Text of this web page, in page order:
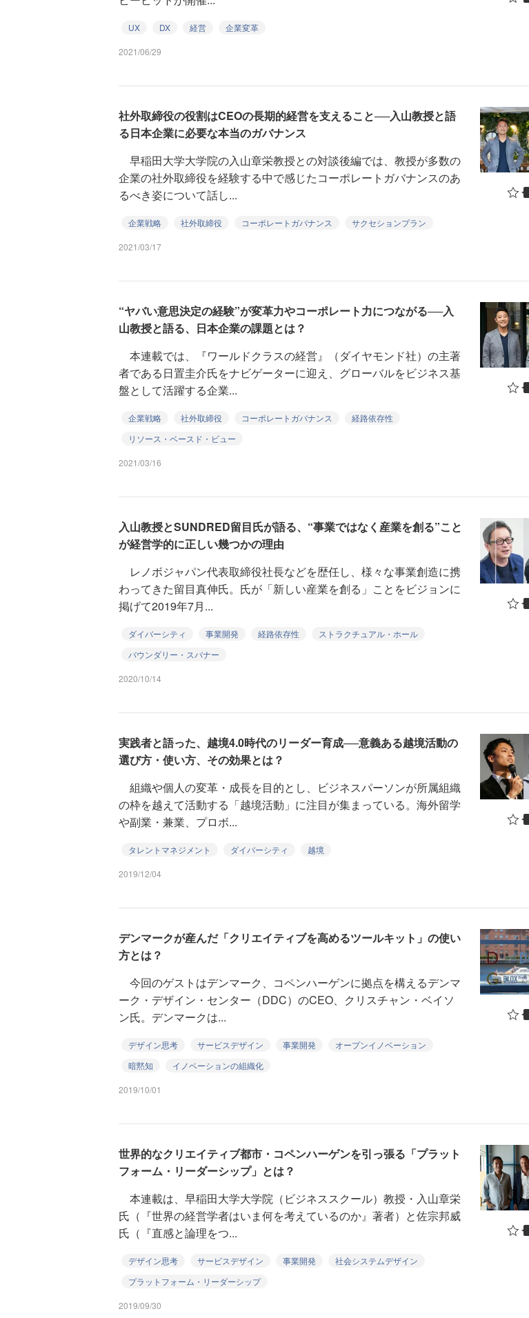
UX DX 経営 企業変革
2021/06/29
社外取締役の役割はCEOの長期的経営を支えること──入山教授と語
る日本企業に必要な本当のガバナンス
早稲田大学大学院の入山章栄教授との対談後編では、教授が多数の
企業の社外取締役を経験する中で感じたコーポレートガバナンスのあ
るべき姿について話し...
企業戦略 社外取締役 コーポレートガバナンス サクセションプラン
2021/03/17
“ヤバい意思決定の経験”が変革力やコーポレート力につながる──入
山教授と語る、日本企業の課題とは？
本連載では、『ワールドクラスの経営』（ダイヤモンド社）の主著
者である日置圭介氏をナビゲーターに迎え、グローバルをビジネス基
盤として活躍する企業...
企業戦略 社外取締役 コーポレートガバナンス
経路依存性
リソース・ベースド・ビュー
2021/03/16
入山教授とSUNDRED留目氏が語る、“事業ではなく産業を創る”こと
が経営学的に正しい幾つかの理由
レノボジャパン代表取締役社長などを歴任し、様々な事業創造に携
わってきた留目真伸氏。氏が「新しい産業を創る」ことをビジョンに
掲げて2019年7月...
ダイバーシティ 事業開発 経路依存性
ストラクチュアル・ホール
バウンダリー・スパナー
2020/10/14
実践者と語った、越境4.0時代のリーダー育成──意義ある越境活動の
選び方・使い方、その効果とは？
組織や個人の変革・成長を目的とし、ビジネスパーソンが所属組織
の枠を越えて活動する「越境活動」に注目が集まっている。海外留学
や副業・兼業、プロボ...
タレントマネジメント ダイバーシティ 越境
2019/12/04
デンマークが産んだ「クリエイティブを高めるツールキット」の使い
方とは？
今回のゲストはデンマーク、コペンハーゲンに拠点を構えるデンマ
ーク・デザイン・センター（DDC）のCEO、クリスチャン・ベイソ
ン氏。デンマークは...
デザイン思考 サービスデザイン 事業開発
オープンイノベーション
暗黙知
イノベーションの組織化
2019/10/01
世界的なクリエイティブ都市・コペンハーゲンを引っ張る「プラット
フォーム・リーダーシップ」とは？
本連載は、早稲田大学大学院（ビジネススクール）教授・入山章栄
氏（『世界の経営学者はいま何を考えているのか』著者）と佐宗邦威
氏（『直感と論理をつ...
デザイン思考 サービスデザイン 事業開発
社会システムデザイン
プラットフォーム・リーダーシップ
2019/09/30